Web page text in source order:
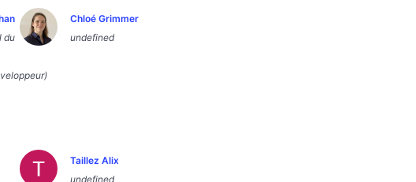
du
Chloé Grimmer
undefined
Taillez Alix
undefined